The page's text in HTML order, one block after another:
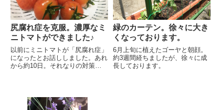
尻腐れ症を克服。濃厚なミ
ニトマトができました♪
以前にミニトマトが「尻腐れ症」
になったとお話ししました。あれ
から約10日。それなりの対策を
緑のカーテン。徐々に大き
くなっております。
6月上旬に植えたゴーヤと朝顔。
約3週間経ちましたが、徐々に成
長しております。